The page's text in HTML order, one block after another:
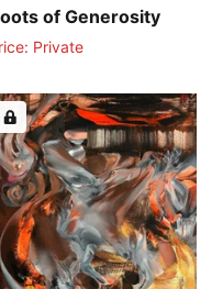
of Generosity
Private